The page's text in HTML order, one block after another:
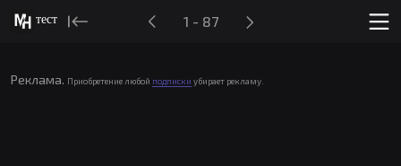
тест 1 - 87
Реклама. Приобретение любой подписки убирает рекламу.